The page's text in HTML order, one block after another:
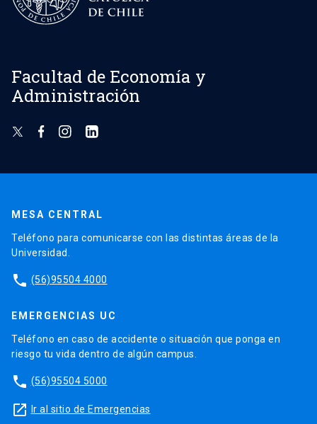
Facultad de Economía y
Administración
MESA CENTRAL
Teléfono para comunicarse con las distintas áreas de la
Universidad.
phone (56)95504 4000
EMERGENCIAS UC
Teléfono en caso de accidente o situación que ponga en
riesgo tu vida dentro de algún campus.
phone (56)95504 5000
launch Ir al sitio de Emergencias